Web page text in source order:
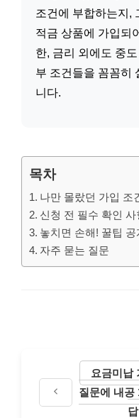
조건에 부합하는지,
적금 상품에 가입되
한, 금리 외에도 중
부 조건들을 꼼꼼히
니다.
목차
나만 몰랐던 가입 조
신청 전 필수 확인 사
놓치면 손해! 꿀팁 공
자주 묻는 질문
요금미납
질문에 내공